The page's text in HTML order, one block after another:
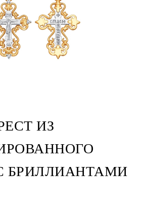
ИЗ
БРИЛЛИАНТАМИ